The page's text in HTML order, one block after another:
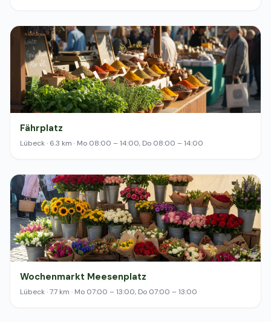
Fährplatz
Lübeck · 6.3 km · Mo 08:00 – 14:00, Do 08:00 – 14:00
Wochenmarkt Meesenplatz
Lübeck · 7.7 km · Mo 07:00 – 13:00, Do 07:00 – 13:00